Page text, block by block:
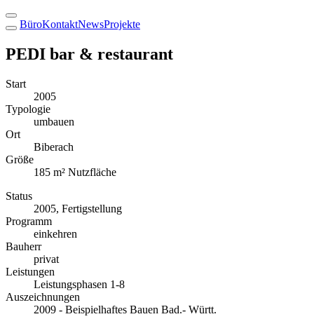
BüroKontaktNewsProjekte
PEDI bar & restaurant
Start
2005
Typologie
umbauen
Ort
Biberach
Größe
185 m² Nutzfläche
Status
2005, Fertigstellung
Programm
einkehren
Bauherr
privat
Leistungen
Leistungsphasen 1-8
Auszeichnungen
2009 - Beispielhaftes Bauen Bad.- Württ.